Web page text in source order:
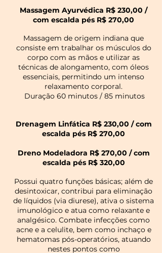
Massagem Ayurvédica R$ 230,00 /
com escalda pés R$ 270,00
Massagem de origem indiana que
consiste em trabalhar os músculos do
corpo com as mãos e utilizar as
técnicas de alongamento, com óleos
essenciais, permitindo um intenso
relaxamento corporal.
Duração 60 minutos / 85 minutos
Drenagem Linfática R$ 230,00 / com
escalda pés R$ 270,00
Dreno Modeladora R$ 270,00 / com
escalda pés R$ 320,00
Possui quatro funções básicas; além de
desintoxicar, contribui para eliminação
de líquidos (via diurese), ativa o sistema
imunológico e atua como relaxante e
analgésico. Combate infecções como
acne e a celulite, bem como inchaço e
hematomas pós-operatórios, atuando
nestes pontos como